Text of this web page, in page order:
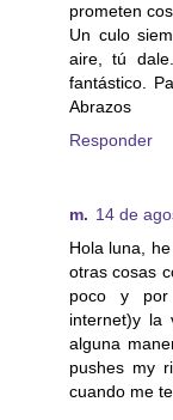
prometen
Un culo
aire, tú
fantástico.
Abrazos
Responder
m. 14 de
Hola luna,
otras cosas
poco y por
internet)y la
alguna
pushes my
cuando me